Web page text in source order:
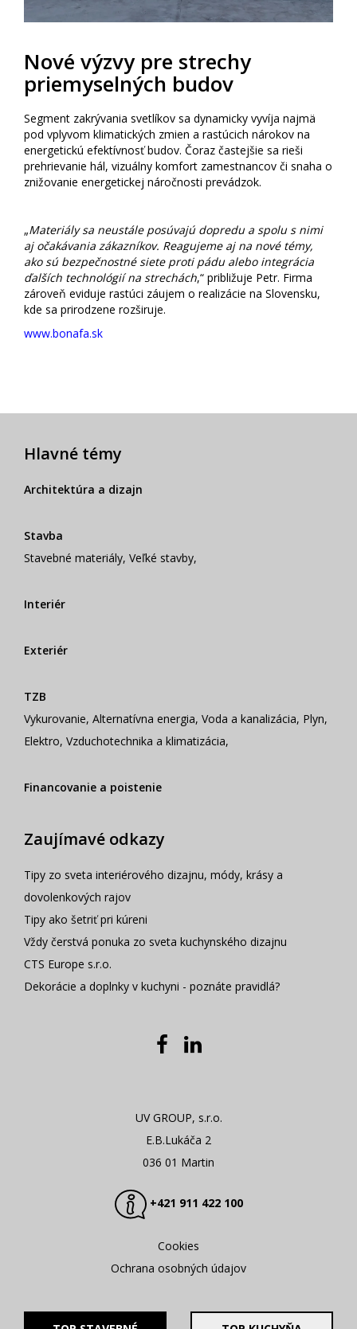
Nové výzvy pre strechy
priemyselných budov
Segment zakrývania svetlíkov sa dynamicky vyvíja najmä
pod vplyvom klimatických zmien a rastúcich nárokov na
energetickú efektívnosť budov. Čoraz častejšie sa rieši
prehrievanie hál, vizuálny komfort zamestnancov či snaha o
znižovanie energetickej náročnosti prevádzok.
„Materiály sa neustále posúvajú dopredu a spolu s nimi
aj očakávania zákazníkov. Reagujeme aj na nové témy,
ako sú bezpečnostné siete proti pádu alebo integrácia
ďalších technológií na strechách,“ približuje Petr. Firma
zároveň eviduje rastúci záujem o realizácie na Slovensku,
kde sa prirodzene rozširuje.
www.bonafa.sk
Hlavné témy
Architektúra a dizajn
Stavba
Stavebné materiály, Veľké stavby,
Interiér
Exteriér
TZB
Vykurovanie, Alternatívna energia, Voda a kanalizácia, Plyn,
Elektro, Vzduchotechnika a klimatizácia,
Financovanie a poistenie
Zaujímavé odkazy
Tipy zo sveta interiérového dizajnu, módy, krásy a
dovolenkových rajov
Tipy ako šetriť pri kúreni
Vždy čerstvá ponuka zo sveta kuchynského dizajnu
CTS Europe s.r.o.
Dekorácie a doplnky v kuchyni - poznáte pravidlá?
UV GROUP, s.r.o.
E.B.Lukáča 2
036 01 Martin
+421 911 422 100
Cookies
Ochrana osobných údajov